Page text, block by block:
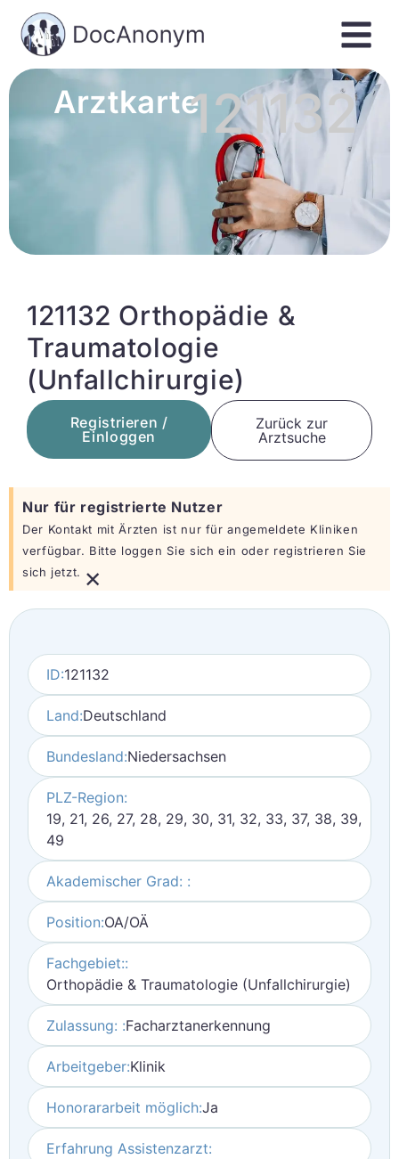
Arztkarte121132
121132 Orthopädie &
Traumatologie
(Unfallchirurgie)
Registrieren /
Einloggen
Zurück zur
Arztsuche
Nur für registrierte Nutzer
Der Kontakt mit Ärzten ist nur für angemeldete Kliniken
verfügbar. Bitte loggen Sie sich ein oder registrieren Sie
sich jetzt. ×
ID:121132
Land:Deutschland
Bundesland:Niedersachsen
PLZ-Region:
19, 21, 26, 27, 28, 29, 30, 31, 32, 33, 37, 38, 39,
49
Akademischer Grad: :
Position:OA/OÄ
Fachgebiet::
Orthopädie & Traumatologie (Unfallchirurgie)
Zulassung: :Facharztanerkennung
Arbeitgeber:Klinik
Honorararbeit möglich:Ja
Erfahrung Assistenzarzt: